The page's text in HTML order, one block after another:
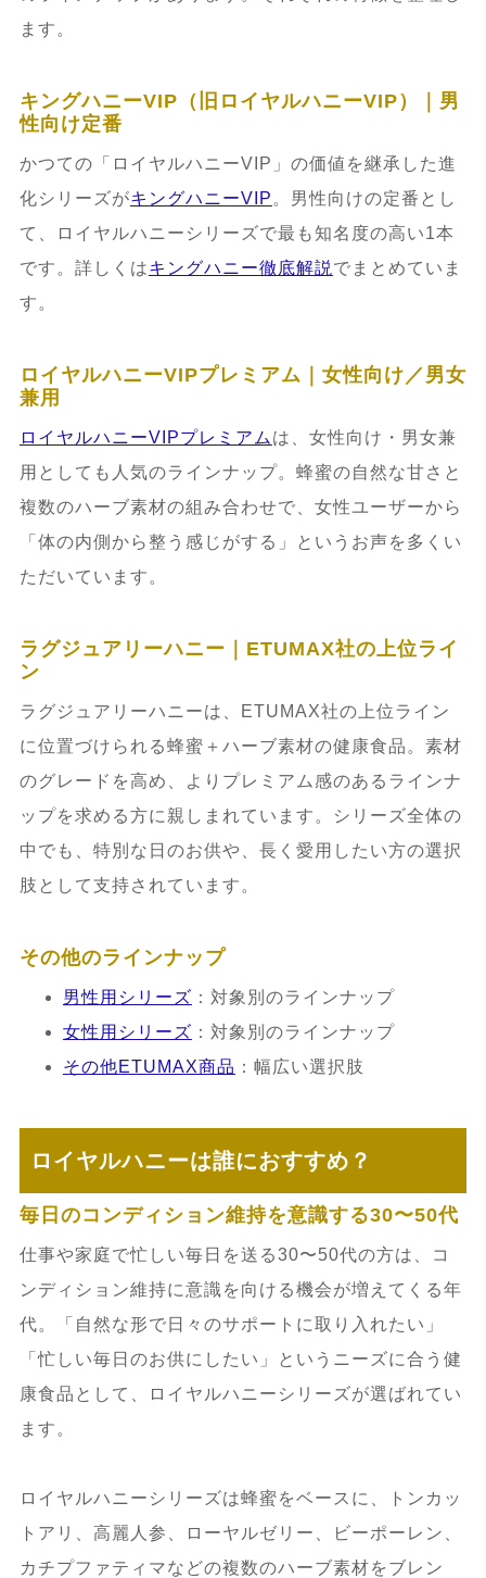
ます。
キングハニーVIP（旧ロイヤルハニーVIP）｜男
性向け定番
かつての「ロイヤルハニーVIP」の価値を継承した進
化シリーズがキングハニーVIP 。男性向けの定番とし
て、ロイヤルハニーシリーズで最も知名度の高い1本
です。詳しくはキングハニー徹底解説 でまとめていま
す。
ロイヤルハニーVIPプレミアム｜女性向け／男女
兼用
ロイヤルハニーVIPプレミアム は、女性向け・男女兼
用としても人気のラインナップ。蜂蜜の自然な甘さと
複数のハーブ素材の組み合わせで、女性ユーザーから
「体の内側から整う感じがする」というお声を多くい
ただいています。
ラグジュアリーハニー｜ETUMAX社の上位ライ
ン
ラグジュアリーハニーは、ETUMAX社の上位ライン
に位置づけられる蜂蜜＋ハーブ素材の健康食品。素材
のグレードを高め、よりプレミアム感のあるラインナ
ップを求める方に親しまれています。シリーズ全体の
中でも、特別な日のお供や、長く愛用したい方の選択
肢として支持されています。
その他のラインナップ
男性用シリーズ ：対象別のラインナップ
女性用シリーズ ：対象別のラインナップ
その他ETUMAX商品 ：幅広い選択肢
ロイヤルハニーは誰におすすめ？
毎日のコンディション維持を意識する30〜50代
仕事や家庭で忙しい毎日を送る30〜50代の方は、コ
ンディション維持に意識を向ける機会が増えてくる年
代。「自然な形で日々のサポートに取り入れたい」
「忙しい毎日のお供にしたい」というニーズに合う健
康食品として、ロイヤルハニーシリーズが選ばれてい
ます。
ロイヤルハニーシリーズは蜂蜜をベースに、トンカッ
トアリ、高麗人参、ローヤルゼリー、ビーポーレン、
カチプファティマなどの複数のハーブ素材をブレン